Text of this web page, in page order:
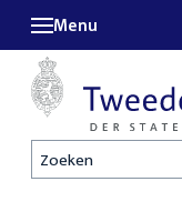
Zoeken
Menu